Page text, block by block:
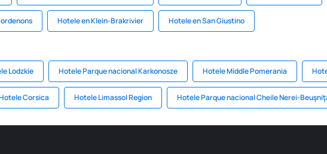
Hotele en Klein-Brakrivier Hotele en San Giustino
Lodzkie Hotele Parque nacional Karkonosze Hotele Middle Pomerania
Corsica Hotele Limassol Region Hotele Parque nacional Cheile Nerei-